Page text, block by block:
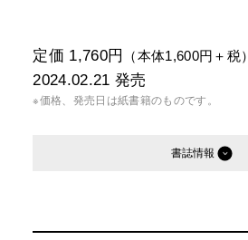
定価 1,760円 （本体1,600円＋税）
2024.02.21 発売
※価格、発売日は紙書籍のものです。
書誌情報